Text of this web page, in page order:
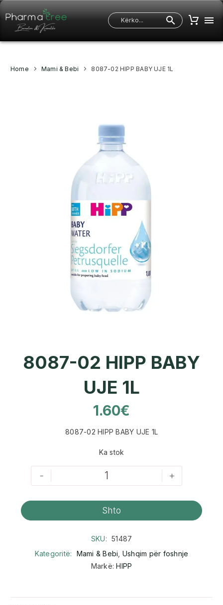
Home Mami & Bebi 8087-02 HIPP BABY UJE 1L
8087-02 HIPP BABY
UJE 1L
1.60€
8087-02 HIPP BABY UJE 1L
Ka stok
- +
Shto
SKU: 51487
Kategoritë:
Mami & Bebi Ushqim për foshnje
Markë:HIPP